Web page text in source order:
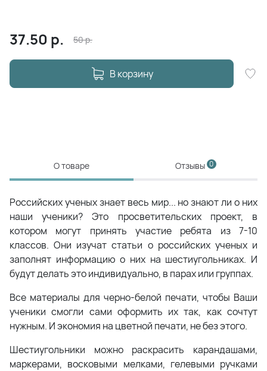
37.50 р. 50р.
В корзину
О товаре Отзывы 0
Российских ученых знает весь мир... но знают ли о них
наши ученики? Это просветительских проект, в
котором могут принять участие ребята из 7-10
классов. Они изучат статьи о российских ученых и
заполнят информацию о них на шестиугольниках. И
будут делать это индивидуально, в парах или группах.
Все материалы для черно-белой печати, чтобы Ваши
ученики смогли сами оформить их так, как сочтут
нужным. И экономия на цветной печати, не без этого.
Шестиугольники можно раскрасить карандашами,
маркерами, восковыми мелками, гелевыми ручками